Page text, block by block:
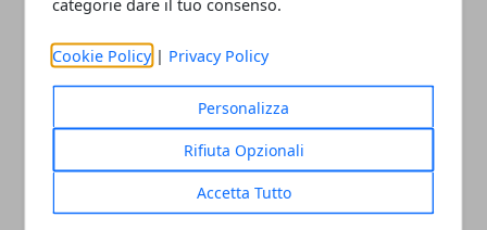
categorie dare il tuo consenso.
Cookie Policy | Privacy Policy
Personalizza
Rifiuta Opzionali
Accetta Tutto
Ricche anticipazioni sul Tensor G3 di
Pixel 8